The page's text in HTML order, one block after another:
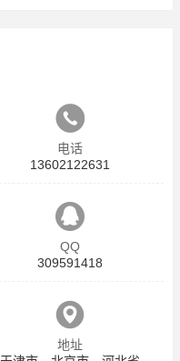
电话
13602122631
QQ
309591418
地址